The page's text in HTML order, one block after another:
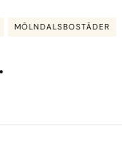
MÖLNDALSBOSTÄDER